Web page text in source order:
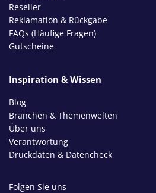
Reseller
Reklamation & Rückgabe
FAQs (Häufige Fragen)
Gutscheine
Inspiration & Wissen
Blog
Branchen & Themenwelten
Über uns
Verantwortung
Druckdaten & Datencheck
Folgen Sie uns